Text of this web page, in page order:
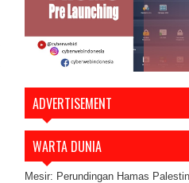
ADVERTISEMENT
WARTA DUNIA
Mesir: Perundingan Hamas